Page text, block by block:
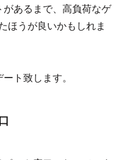
あるまで、高負荷なゲ
ほうが良いかもしれま
ト致します。